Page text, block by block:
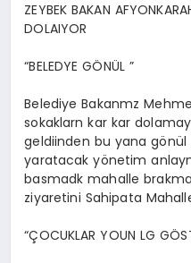
SPOR
MAGAZIN
SAĞLIK
ZEYBEK BAKAN
DOLAIYOR
“BELEDYE GÖNÜL ”
Belediye Bakanmz
sokaklarn kar kar
geldiinden bu yana
yaratacak yönetim
basmadk mahalle
ziyaretini Sahipata
“ÇOCUKLAR YOUN LG